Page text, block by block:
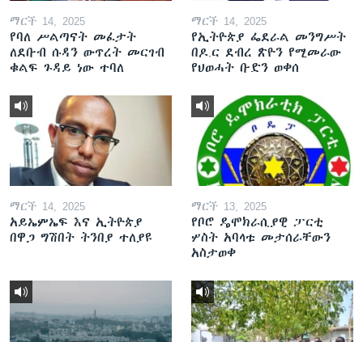
ማርች 14, 2025
የባለ ሥልጣናት መፈታት
ለደቡብ ሱዳን ውጥረት መርገብ
ቁልፍ ጉዳይ ነው ተባለ
ማርች 14, 2025
የኢትዮጵያ ፌደራል መንግሥት
በዶ.ር ደብረ ጽዮን የሚመራው
የህወሓት ቡድን ወቀሰ
ማርች 14, 2025
አይኤምኤፍ እና ኢትዮጵያ
በዋጋ ግሽበት ትንበያ ተለያዩ
ማርች 13, 2025
የቦሮ ዴሞክራሲያዊ ፓርቲ
ሦስት አባላቱ መታሰራቸውን
አስታወቀ